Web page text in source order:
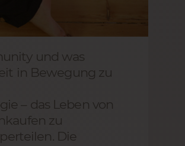
und was
in Bewegung zu
– das Leben von
zu
Die